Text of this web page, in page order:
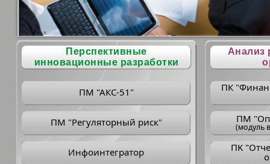
Перспективные
инновационные разработки
ПМ "АКС-51"
ПМ "Регуляторный риск"
Инфоинтегратор
Анализ
ПК
ПM
(модуль
ПK